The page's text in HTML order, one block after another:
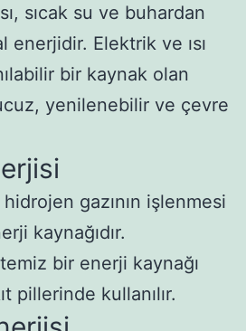
sıcak su ve buhardan
enerjidir. Elektrik ve ısı
bir kaynak olan
yenilenebilir ve çevre
gazının işlenmesi
kaynağıdır.
bir enerji kaynağı
pillerinde kullanılır.